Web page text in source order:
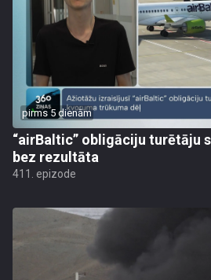
pirms 5 dienām
“airBaltic” obligāciju turētāju
bez rezultāta
411. epizode